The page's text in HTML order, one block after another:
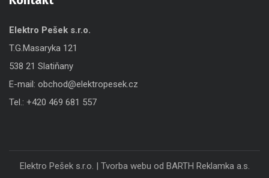
Elektro Pešek s.r.o.
T.G.Masaryka 121
538 21 Slatiňany
E-mail: obchod@elektropesek.cz
Tel.: +420 469 681 557
Elektro Pešek s.r.o. | Tvorba webu od BARTH Reklamka a.s.